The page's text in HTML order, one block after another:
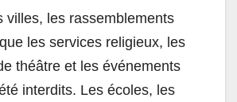
villes, les rassemblements
les services religieux, les
théâtre et les événements
interdits. Les écoles, les